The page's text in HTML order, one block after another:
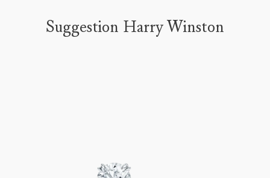
Suggestion Harry Winston